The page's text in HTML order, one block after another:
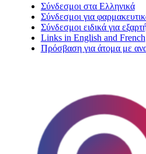
Σύνδεσμοι στα Ελληνικά
Σύνδεσμοι για
Σύνδεσμοι ειδικά για
Links in English and French
Πρόσβαση για άτομα με